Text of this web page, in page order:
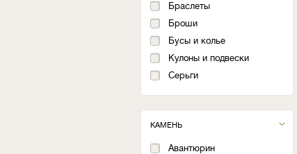
Браслеты
Броши
Бусы и колье
Кулоны и подвески
Серьги
КАМЕНЬ
Авантюрин